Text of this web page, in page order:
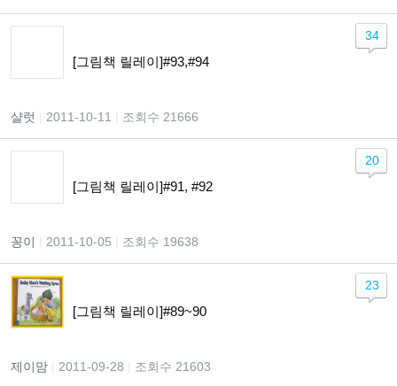
[그림책 릴레이]#93,#94
샬럿 2011-10-11 조회수 21666
34
[그림책 릴레이]#91, #92
꽁이 2011-10-05 조회수 19638
20
[그림책 릴레이]#89~90
제이맘 2011-09-28 조회수 21603
23